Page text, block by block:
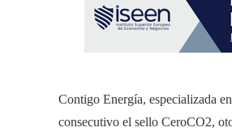
Contigo Energía, especializada
consecutivo el sello CeroCO2,